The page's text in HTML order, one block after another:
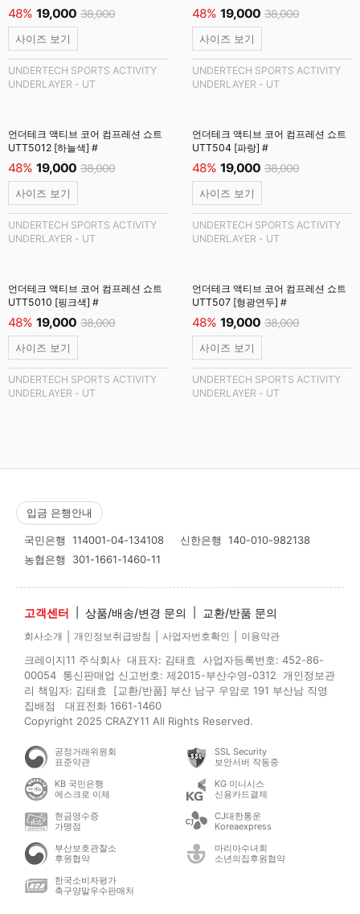
48% 19,000 38,000
사이즈 보기
UNDERTECH SPORTS ACTIVITY
UNDERLAYER - UT
48% 19,000 38,000
사이즈 보기
UNDERTECH SPORTS ACTIVITY
UNDERLAYER - UT
언더테크 액티브 코어 컴프레션 쇼트
UTT5012 [하늘색] #
48% 19,000 38,000
사이즈 보기
UNDERTECH SPORTS ACTIVITY
UNDERLAYER - UT
언더테크 액티브 코어 컴프레션 쇼트
UTT504 [파랑] #
48% 19,000 38,000
사이즈 보기
UNDERTECH SPORTS ACTIVITY
UNDERLAYER - UT
언더테크 액티브 코어 컴프레션 쇼트
UTT5010 [핑크색] #
48% 19,000 38,000
사이즈 보기
UNDERTECH SPORTS ACTIVITY
UNDERLAYER - UT
언더테크 액티브 코어 컴프레션 쇼트
UTT507 [형광연두] #
48% 19,000 38,000
사이즈 보기
UNDERTECH SPORTS ACTIVITY
UNDERLAYER - UT
입금 은행안내
국민은행 114001-04-134108 신한은행 140-010-982138
농협은행 301-1661-1460-11
고객센터 상품/배송/변경 문의 교환/반품 문의
회사소개 개인정보취급방침 사업자번호확인 이용약관
크레이지11 주식회사 대표자: 김태효 사업자등록번호: 452-86-
00054 통신판매업 신고번호: 제2015-부산수영-0312 개인정보관
리 책임자: 김태효 [교환/반품] 부산 남구 우암로 191 부산남 직영
집배점 대표전화 1661-1460
Copyright 2025 CRAZY11 All Rights Reserved.
공정거래위원회
표준약관
SSL Security
보안서버 작동중
KB 국민은행
에스크로 이체
KG 이니시스
신용카드결제
현금영수증
가맹점
CJ대한통운
Koreaexpress
부산보호관찰소
후원협약
마리아수녀회
소년의집후원협약
한국소비자평가
축구양말우수판매처